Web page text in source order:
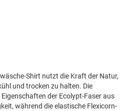
Shirt nutzt die Kraft der Natur,
und trocken zu halten. Die
der Ecolypt-Faser aus
während die elastische Flexicorn-